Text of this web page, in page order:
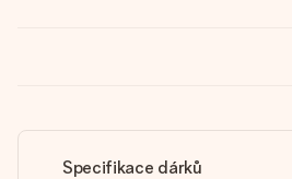
Specifikace dárků